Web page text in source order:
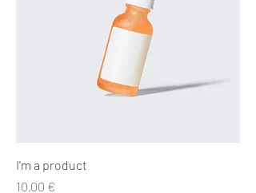
I'm a product
Precio
10,00 €